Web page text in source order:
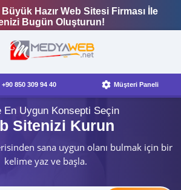
Hazır Web Sitesi Firması İle
Bugün Oluşturun!
+90 850 309 94 40 Müşteri Paneli
En Uygun Konsepti Seçin
Sitenizi Kurun
sana uygun olanı bulmak için bir
kelime yaz ve başla.